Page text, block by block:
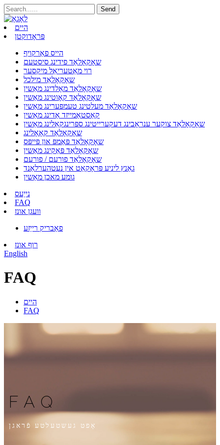
היים
פּראָדוקטן
הייס פאַרקויף
שאָקאָלאַד פידינג סיסטעם
רוי מאַטעריאַל מיקסער
שאָקאָלאַד מילכל
שאָקאָלאַד מאָלדינג מאַשין
שאָקאָלאַד קאָוטינג מאַשין
שאָקאָלאַד מעלטינג טעמפּערינג מאַשין
קאַסטאַמייזד אַדינג מאַשין
שאָקאָלאַד צוקער ענראָבינג דעקערייטינג ספּרינגקאַלינג מאַשין
שאָקאָלאַד קאָאָלינג
שאָקאָלאַד פּאַמפּ און פּייפּס
שאָקאָלאַד פּאַקינג מאַשין
שאָקאָלאַד פורעם / פורעם
גאַנץ ליניע פּראָקאַט אין נעטהערלאַנד
גומע מאכן מאַשין
נייַעס
FAQ
וועגן אונז
פאַבריק רייַזע
רוף אונז
English
FAQ
היים
FAQ
FAQ
אָפט געשטעלטע פֿראגן